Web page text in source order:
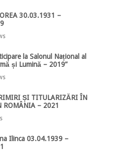
30.03.1931 –
la Salonul Național al
și Lumină – 2019”
ȘI TITULARIZĂRI ÎN
ROMÂNIA – 2021
Ilinca 03.04.1939 –